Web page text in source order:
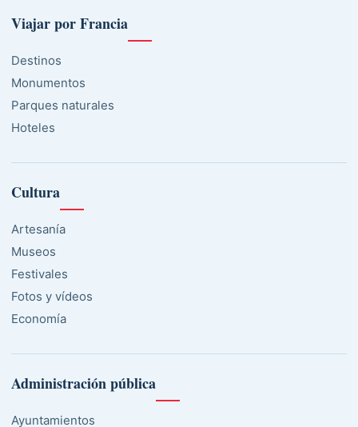
Viajar por Francia
Destinos
Monumentos
Parques naturales
Hoteles
Cultura
Artesanía
Museos
Festivales
Fotos y vídeos
Economía
Administración pública
Ayuntamientos